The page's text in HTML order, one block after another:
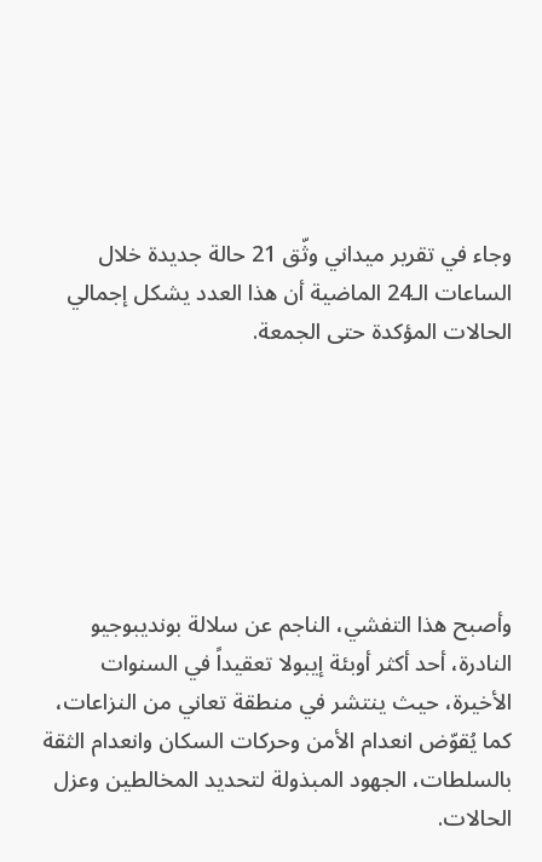
وجاء في تقرير ميداني وثّق 21 حالة جديدة خلال
الساعات الـ24 الماضية أن هذا العدد يشكل إجمالي
الحالات المؤكدة حتى الجمعة.
وأصبح هذا التفشي، الناجم عن سلالة بونديبوجيو
النادرة، أحد أكثر أوبئة إيبولا تعقيداً في السنوات
الأخيرة، حيث ينتشر في منطقة تعاني من النزاعات،
كما يُقوّض انعدام الأمن وحركات السكان وانعدام الثقة
بالسلطات، الجهود المبذولة لتحديد المخالطين وعزل
الحالات.